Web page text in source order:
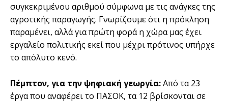
συγκεκριμένου αριθμού σύμφωνα με τις ανάγκες της
αγροτικής παραγωγής. Γνωρίζουμε ότι η πρόκληση
παραμένει, αλλά για πρώτη φορά η χώρα μας έχει
εργαλείο πολιτικής εκεί που μέχρι πρότινος υπήρχε
το απόλυτο κενό.
Πέμπτον, για την ψηφιακή γεωργία:Από τα 23
έργα που αναφέρει το ΠΑΣΟΚ, τα 12 βρίσκονται σε